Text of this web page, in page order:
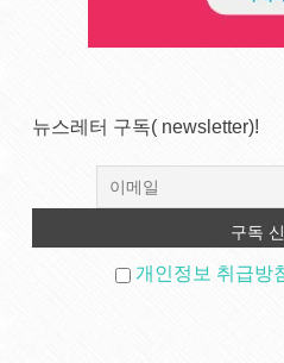
뉴스레터 구독( newsletter)!
개인정보 취급방